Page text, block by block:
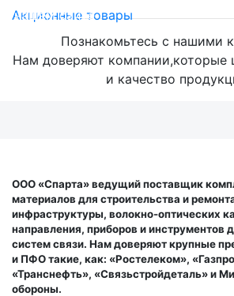
Акционные товары
нашем сайте
Познакомьтесь с нашими
Нам доверяют компании,которые
и качество
ООО «Спарта» ведущий поставщик
материалов для строительства и
инфраструктуры, волокно-оптических
направления, приборов и инструментов
систем связи. Нам доверяют крупные
и ПФО такие, как: «Ростелеком»,
«Транснефть», «Связьстройдеталь» и
обороны.